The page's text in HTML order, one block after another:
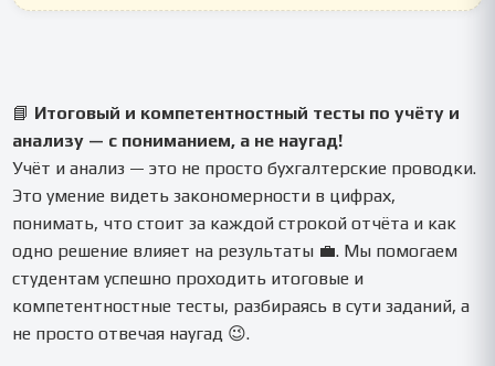
📘 Итоговый и компетентностный тесты по учёту и
анализу — с пониманием, а не наугад!
Учёт и анализ — это не просто бухгалтерские проводки.
Это умение видеть закономерности в цифрах,
понимать, что стоит за каждой строкой отчёта и как
одно решение влияет на результаты 💼. Мы помогаем
студентам успешно проходить итоговые и
компетентностные тесты, разбираясь в сути заданий, а
не просто отвечая наугад 😉.